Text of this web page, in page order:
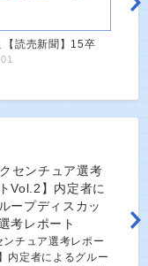
【読売新聞】15卒
ンチュア選考レポー
内定者によるグルー